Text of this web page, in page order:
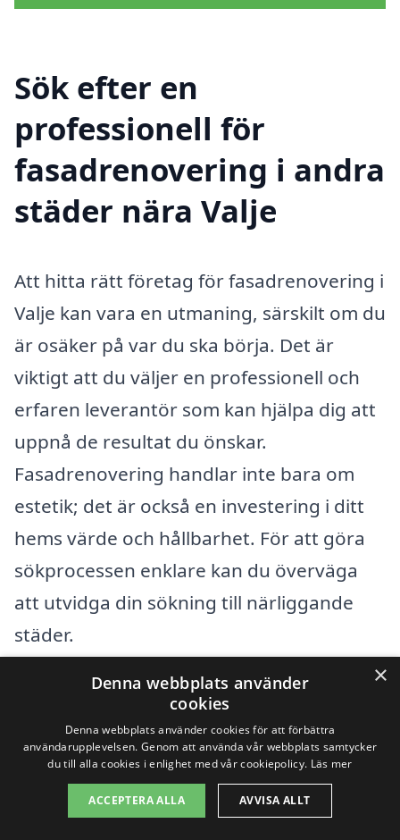
Sök efter en
professionell för
fasadrenovering i andra
städer nära Valje
Att hitta rätt företag för fasadrenovering i
Valje kan vara en utmaning, särskilt om du
är osäker på var du ska börja. Det är
viktigt att du väljer en professionell och
erfaren leverantör som kan hjälpa dig att
uppnå de resultat du önskar.
Fasadrenovering handlar inte bara om
estetik; det är också en investering i ditt
hems värde och hållbarhet. För att göra
sökprocessen enklare kan du överväga
att utvidga din sökning till närliggande
städer.
Det finns flera städer runt Valje där du
kan hitta kompetenta företag som
specialiserar sig på fasadrenovering. Här
är några exempel på städer som kan vara
värda att överväga:
×
Denna webbplats använder
cookies
Denna webbplats använder cookies för att förbättra
användarupplevelsen. Genom att använda vår webbplats samtycker
du till alla cookies i enlighet med vår cookiepolicy. Läs mer
ACCEPTERA ALLA AVVISA ALLT